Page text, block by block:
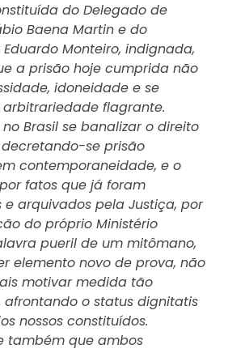
do Delegado de
Baena Martin e do
Monteiro, indignada,
a prisão hoje cumprida não
idoneidade e se
flagrante.
Brasil se banalizar o direito
se prisão
contemporaneidade, e o
fatos que já foram
e arquivados pela Justiça, por
do próprio Ministério
pueril de um mitômano,
elemento novo de prova, não
motivar medida tão
afrontando o status dignitatis
nossos constituídos.
também que ambos